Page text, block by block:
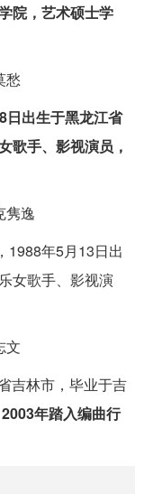
院，艺术硕士学
愁
日出生于黑龙江省
歌手、影视演员，
隽逸
1988年5月13日出
女歌手、影视演
文
吉林市，毕业于吉
2003年踏入编曲行